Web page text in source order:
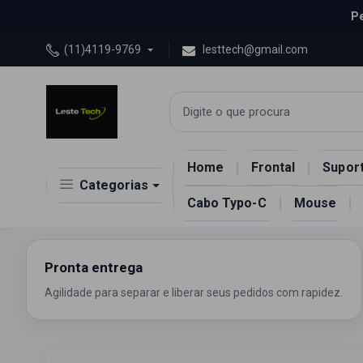
(11)4119-9769 lesttech@gmail.com
Categorias
Eletrônicos
Home Frontal
Cabo Typo-C Mouse
Pronta entrega
Agilidade para separar e liberar seus pedidos com rapidez.